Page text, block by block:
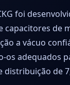
foi
de
a vácuo
adequados
de